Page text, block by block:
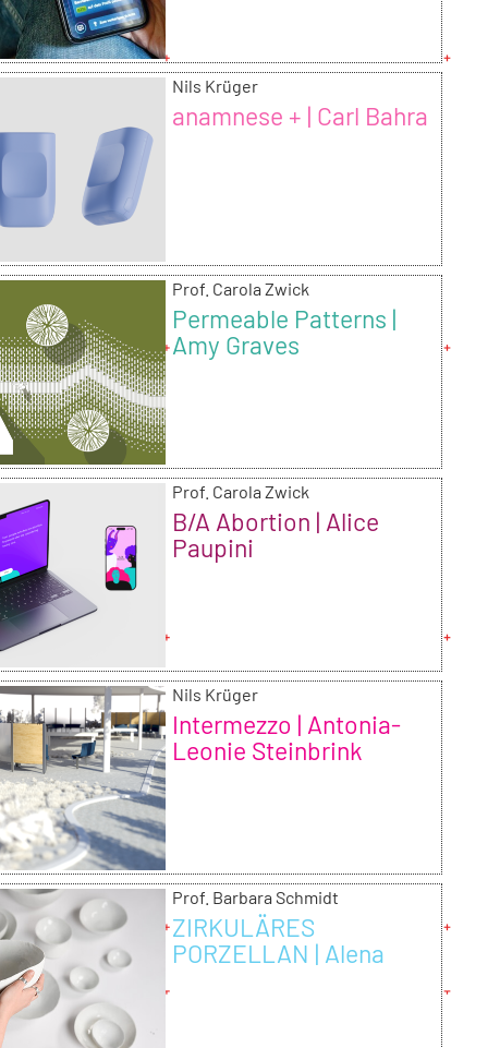
Nils Krüger
anamnese + | Carl Bahra
Prof. Carola Zwick
Permeable Patterns |
Amy Graves
Prof. Carola Zwick
B/A Abortion | Alice
Paupini
Nils Krüger
Intermezzo | Antonia-
Leonie Steinbrink
Prof. Barbara Schmidt
ZIRKULÄRES
PORZELLAN | Alena